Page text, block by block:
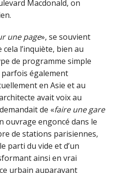
Macdonald, on
une page», se souvient
l’inquiète, bien au
de programme simple
parfois également
en Asie et au
avait voix au
de «faire une gare
ouvrage engoncé dans le
de stations parisiennes,
parti du vide et d’un
ainsi en vrai
urbain auparavant